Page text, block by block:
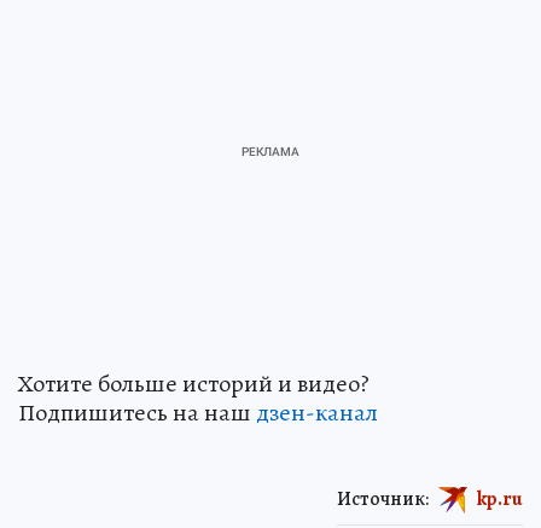
Хотите больше историй и видео?
Подпишитесь на наш дзен-канал
Источник: kp.ru